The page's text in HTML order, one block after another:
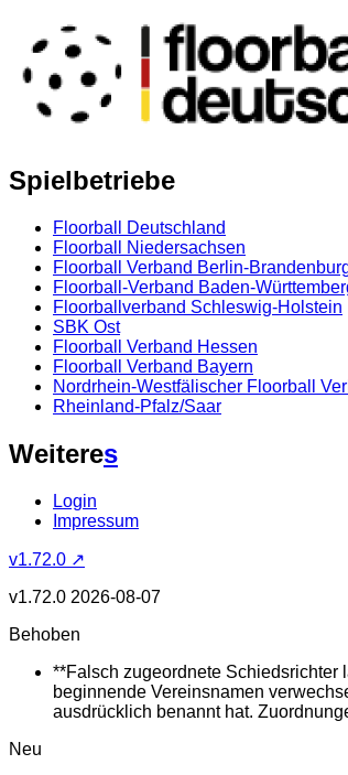
Spielbetriebe
Floorball Deutschland
Floorball Niedersachsen
Floorball Verband Berlin-
Floorball-Verband Baden-
Floorballverband Schleswig-Holstein
SBK Ost
Floorball Verband Hessen
Floorball Verband Bayern
Nordrhein-Westfälischer Floorball
Rheinland-Pfalz/Saar
Weiteres
Login
Impressum
v1.72.0 ↗
v1.72.0 2026-08-07
Behoben
**Falsch zugeordnete Schiedsrichter
beginnende Vereinsnamen
ausdrücklich benannt hat.
Neu